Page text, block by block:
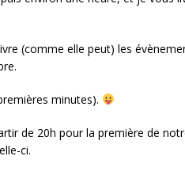
(comme elle peut) les
minutes).
de 20h pour la première de
ci.